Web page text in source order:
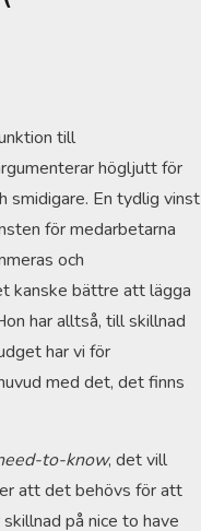
till
högljutt för
smidigare. En tydlig vinst
för medarbetarna
och
kanske bättre att lägga
har alltså, till skillnad
har vi för
med det, det finns
to-know, det vill
att det behövs för att
på nice to have